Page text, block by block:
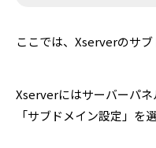
ここでは、Xserverのサブ
Xserverにはサーバーパ
「サブドメイン設定」を